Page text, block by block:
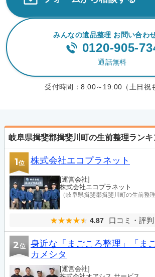
みんなの遺品整理 お問い合わ
0120-905-
通話無料
受付時間：8:00～19:00（土日祝
岐阜県揖斐郡揖斐川町の生前整理ランキ
1位 株式会社エコプラネット
[運営会社]
株式会社エコプラネット
（岐阜県揖斐郡揖斐川町の生前整理
4.87 口コミ・評判
2位
身近な「まごころ整理」「ま
カメシタ
[運営会社]